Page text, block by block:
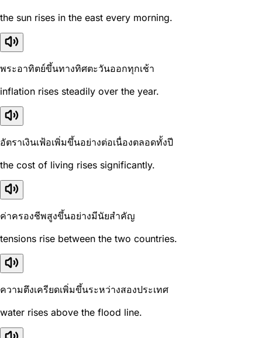
the sun rises in the east every morning.
พระอาทิตย์ขึ้นทางทิศตะวันออกทุกเช้า
inflation rises steadily over the year.
อัตราเงินเฟ้อเพิ่มขึ้นอย่างต่อเนื่องตลอดทั้งปี
the cost of living rises significantly.
ค่าครองชีพสูงขึ้นอย่างมีนัยสำคัญ
tensions rise between the two countries.
ความตึงเครียดเพิ่มขึ้นระหว่างสองประเทศ
water rises above the flood line.